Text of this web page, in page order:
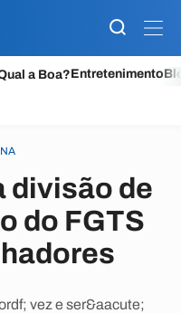
a Boa?Entretenimento
divisão de
do FGTS
vez e ser&aacute;